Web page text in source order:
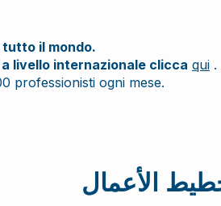
il mondo.
livello internazionale clicca qui .
professionisti ogni mese.
الأعمال